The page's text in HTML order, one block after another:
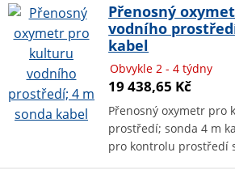
Přenosný
vodního
kabel
Obvykle 2 - 4 týdny
19 438,65 Kč
Přenosný oxymetr pro
prostředí; sonda 4 m
pro kontrolu prostředí